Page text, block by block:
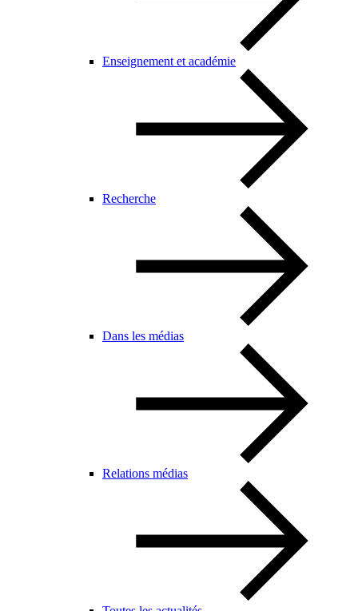
Enseignement et académie
Recherche
Dans les médias
Relations médias